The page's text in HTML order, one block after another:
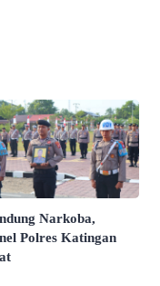
Narkoba,
Polres Katingan